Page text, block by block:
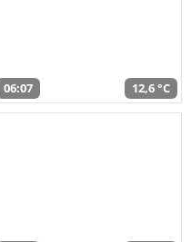
06:07 12,6 °C